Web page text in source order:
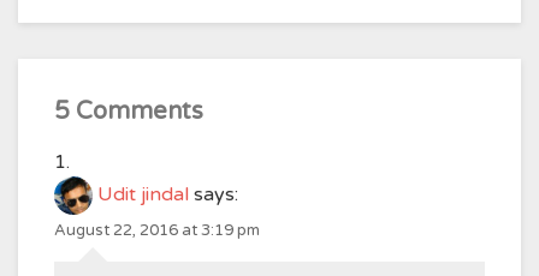
5 Comments
Udit jindal says:
August 22, 2016 at 3:19 pm